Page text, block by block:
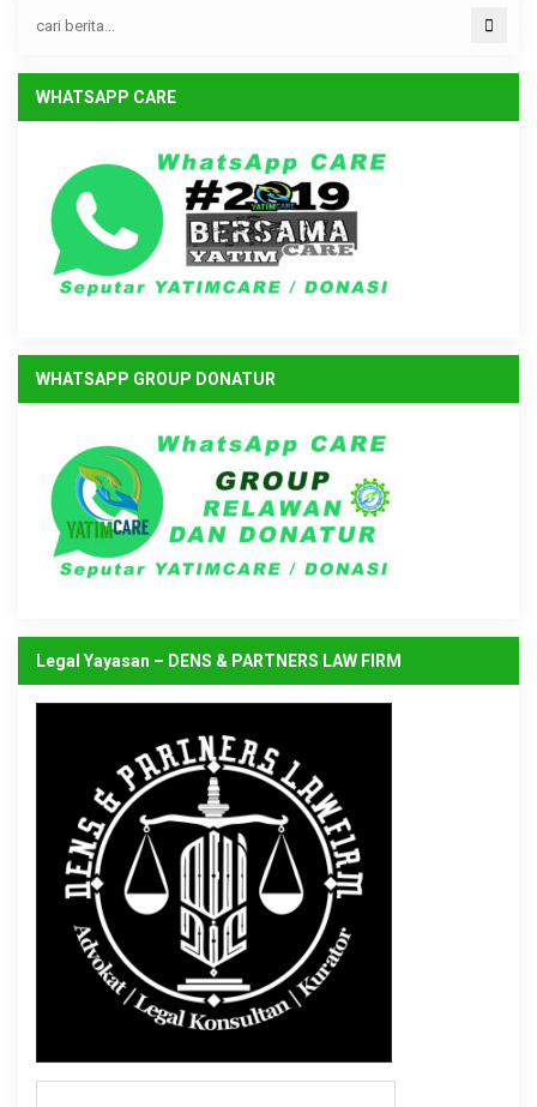
WHATSAPP CARE
WHATSAPP GROUP DONATUR
Legal Yayasan – DENS & PARTNERS LAW FIRM